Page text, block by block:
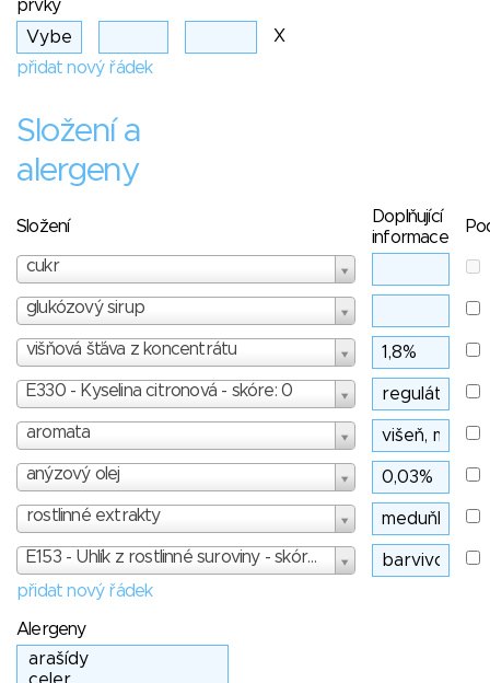
prvky
X
přidat nový řádek
Složení a
alergeny
Složení
Doplňující
informace
cukr
glukózový sirup
višňová šťáva z koncentrátu
E330 - Kyselina citronová - skóre: 0
aromata
anýzový olej
rostlinné extrakty
E153 - Uhlík z rostlinné suroviny - skóre: 1
přidat nový řádek
Alergeny